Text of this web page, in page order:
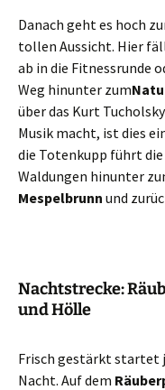
Danach geht es hoch
tollen Aussicht. Hier
ab in die Fitnessrunde
Weg hinunter zum
über das Kurt
Musik macht, ist dies
die Totenkupp führt
Waldungen hinunter
Mespelbrunn und
Nachtstrecke:
und Hölle
Frisch gestärkt startet
Nacht. Auf dem